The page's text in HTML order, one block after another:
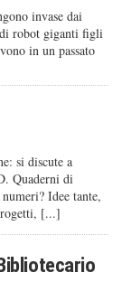
invase dai
robot giganti figli
in un passato
si discute a
Quaderni di
Idee tante,
[...]